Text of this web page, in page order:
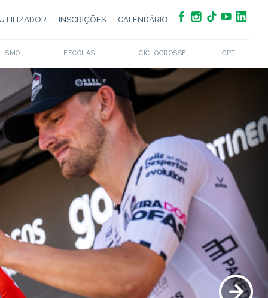
INSCRIÇÕES CALENDÁRIO
ESCOLAS CICLOCROSSE CPT